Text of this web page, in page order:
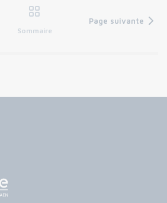
Sommaire
Page suivante